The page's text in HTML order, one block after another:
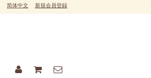
简体中文 新規会員登録